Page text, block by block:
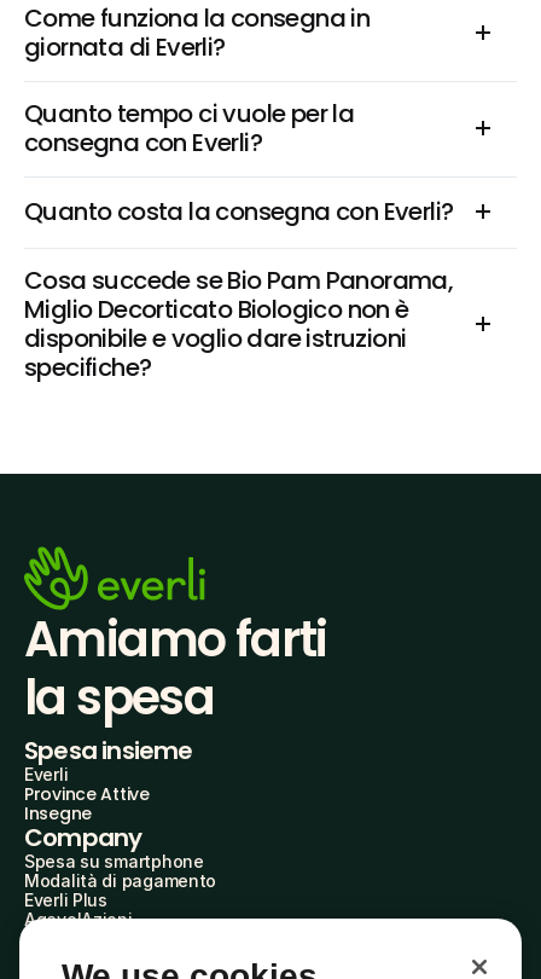
Come funziona la consegna in
giornata di Everli?
Quanto tempo ci vuole per la
consegna con Everli?
Quanto costa la consegna con Everli?
Cosa succede se Bio Pam Panorama,
Miglio Decorticato Biologico non è
disponibile e voglio dare istruzioni
specifiche?
Amiamo farti
la spesa
Spesa insieme
Everli
Province Attive
Insegne
Company
Spesa su smartphone
Modalità di pagamento
Everli Plus
AgevolAzioni